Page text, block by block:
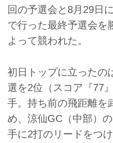
回の予選会と8月29日
で行った最終予選会を
よって競われた。
初日トップに立ったの
選を2位（スコア『77
手。持ち前の飛距離を
め、涼仙GC（中部）
手に2打のリードをつ